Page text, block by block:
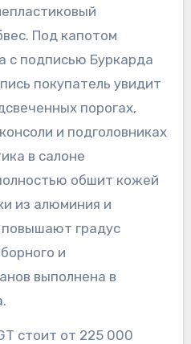
Под капотом
с подписью Буркарда
покупатель увидит
порогах,
и подголовниках
в салоне
обшит кожей
из алюминия и
повышают градус
и
выполнена в
стоит от 225 000